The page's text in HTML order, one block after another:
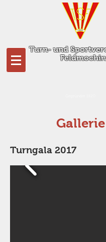
Turn- und
Gallerie
Turngala 2017